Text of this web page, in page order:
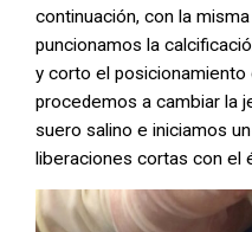
continuación, con la
puncionamos la
y corto el posicionamiento
procedemos a cambiar la
suero salino e iniciamos
liberaciones cortas con el